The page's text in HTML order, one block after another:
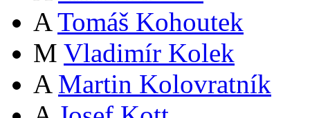
A Tomáš Kohoutek
M Vladimír Kolek
A Martin Kolovratník